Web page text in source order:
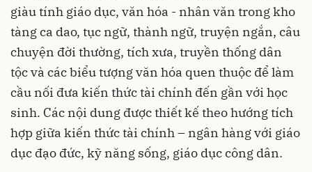
giàu tính giáo dục, văn hóa - nhân văn trong kho
tàng ca dao, tục ngữ, thành ngữ, truyện ngắn, câu
chuyện đời thường, tích xưa, truyền thống dân
tộc và các biểu tượng văn hóa quen thuộc để làm
cầu nối đưa kiến thức tài chính đến gần với học
sinh. Các nội dung được thiết kế theo hướng tích
hợp giữa kiến thức tài chính – ngân hàng với giáo
dục đạo đức, kỹ năng sống, giáo dục công dân.